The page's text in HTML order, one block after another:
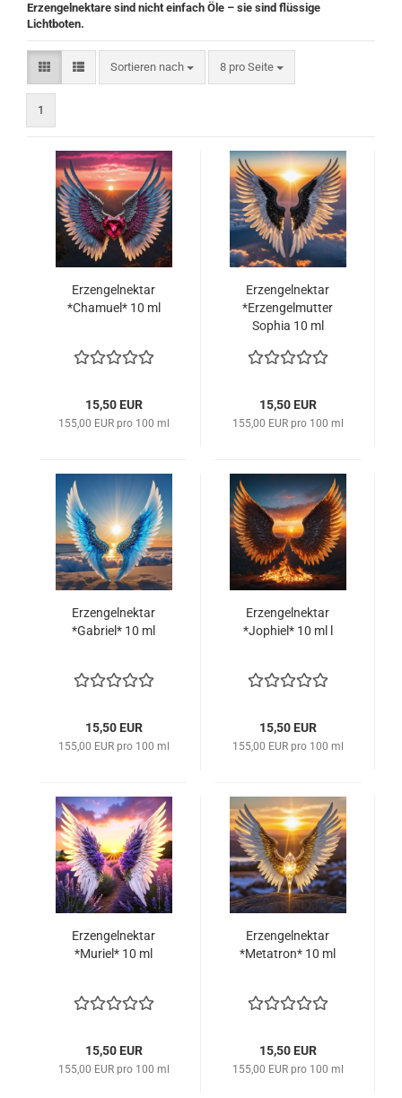
Erzengelnektare sind nicht einfach Öle – sie sind flüssige
Lichtboten.
Sortieren nach
Sortieren nach 8 pro Seite
pro Seite
1
Erzengelnektar
*Chamuel* 10 ml
15,50 EUR
155,00 EUR pro 100 ml
Erzengelnektar
*Erzengelmutter
Sophia 10 ml
15,50 EUR
155,00 EUR pro 100 ml
Erzengelnektar
*Gabriel* 10 ml
15,50 EUR
155,00 EUR pro 100 ml
Erzengelnektar
*Jophiel* 10 ml l
15,50 EUR
155,00 EUR pro 100 ml
Erzengelnektar
*Muriel* 10 ml
15,50 EUR
155,00 EUR pro 100 ml
Erzengelnektar
*Metatron* 10 ml
15,50 EUR
155,00 EUR pro 100 ml